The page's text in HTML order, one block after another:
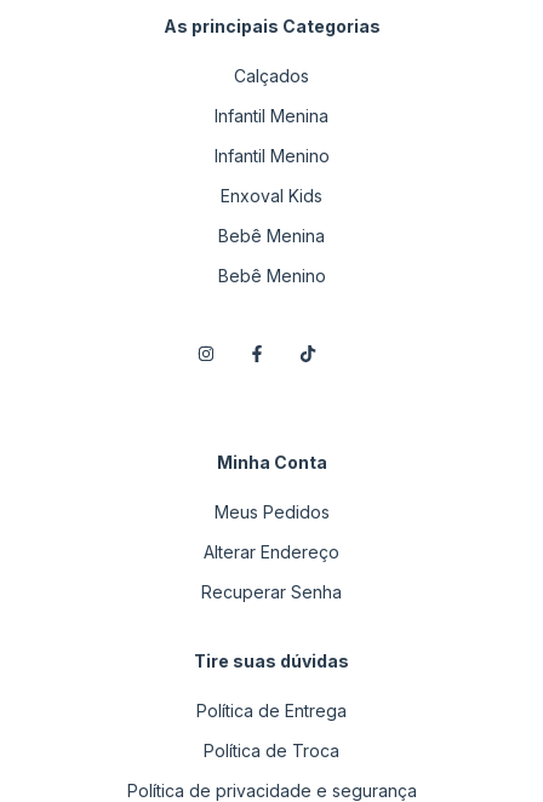
As principais Categorias
Calçados
Infantil Menina
Infantil Menino
Enxoval Kids
Bebê Menina
Bebê Menino
Minha Conta
Meus Pedidos
Alterar Endereço
Recuperar Senha
Tire suas dúvidas
Política de Entrega
Política de Troca
Política de privacidade e segurança